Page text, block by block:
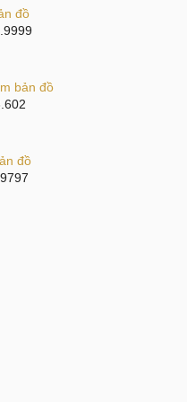
Kính mời Quý khách
Zin Apple cho iPhone 13
-
tiêu
đồ
bản đồ
đồ